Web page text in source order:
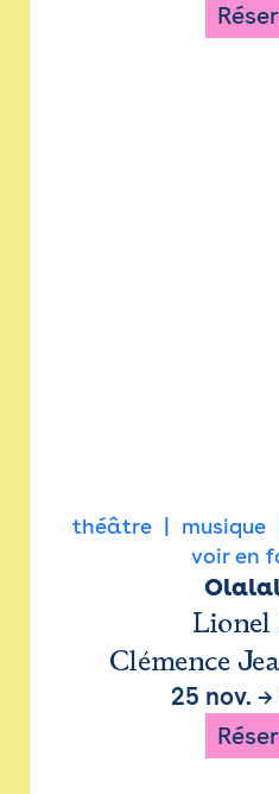
théâtre musique
voir en
Lionel
Clémence
25 nov. →